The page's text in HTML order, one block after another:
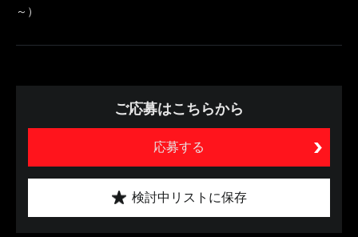
～）
ご応募はこちらから
応募する
検討中リストに保存